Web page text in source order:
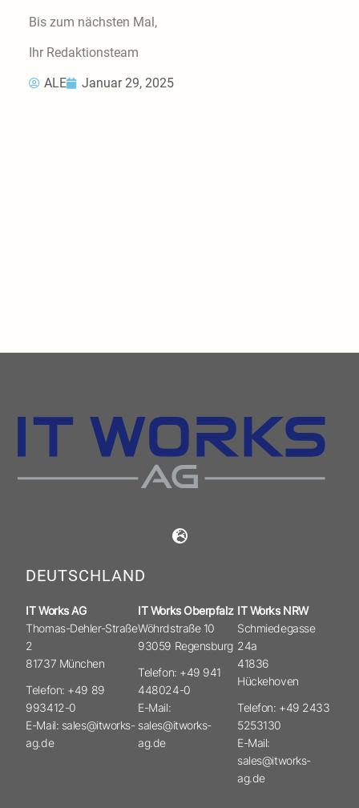
Bis zum nächsten Mal,
Ihr Redaktionsteam
ALE
Januar 29, 2025
DEUTSCHLAND
IT Works AG
Thomas-Dehler-Straße
2
81737 München
Telefon: +49 89
993412-0
E-Mail: sales@itworks-
ag.de
IT Works Oberpfalz
Wöhrdstraße 10
93059 Regensburg
Telefon: +49 941
448024-0
E-Mail:
sales@itworks-
ag.de
IT Works NRW
Schmiedegasse
24a
41836
Hückehoven
Telefon: +49 2433
5253130
E-Mail:
sales@itworks-
ag.de